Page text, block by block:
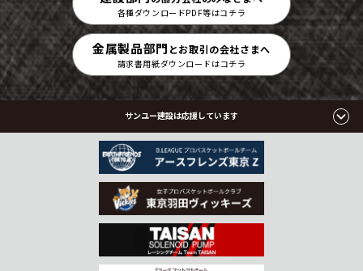
各種ダウンロードPDF等はコチラ
金属製品部門 とお取引の会社さまへ
請求書用紙ダウンロードはコチラ
サンユー建設は応援しています